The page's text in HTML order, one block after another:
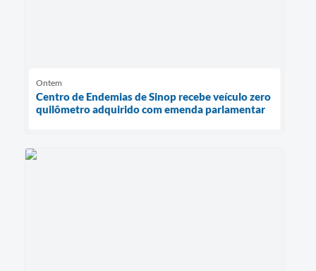
Ontem
Centro de Endemias de Sinop recebe veículo zero
quilômetro adquirido com emenda parlamentar